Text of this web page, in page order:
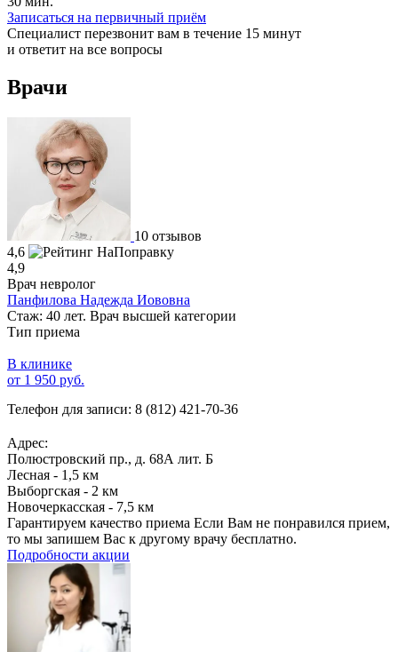
Записаться на первичный приём
Специалист перезвонит вам в течение 15 минут
и ответит на все вопросы
Врачи
10 отзывов
4,6
4,9
Врач невролог
Панфилова Надежда Иововна
Стаж: 40 лет. Врач высшей категории
Тип приема
В клинике
от 1 950 руб.
Телефон для записи: 8 (812) 421-70-36
Адрес:
Полюстровский пр., д. 68А лит. Б
Лесная - 1,5 км
Выборгская - 2 км
Новочеркасская - 7,5 км
Гарантируем качество приема Если Вам не понравился прием,
то мы запишем Вас к другому врачу бесплатно.
Подробности акции